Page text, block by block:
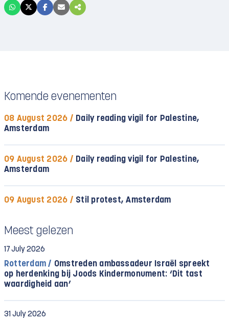
Komende evenementen
08 August 2026 / Daily reading vigil for Palestine,
Amsterdam
09 August 2026 / Daily reading vigil for Palestine,
Amsterdam
09 August 2026 / Stil protest, Amsterdam
Meest gelezen
17 July 2026
Rotterdam / Omstreden ambassadeur Israël spreekt
op herdenking bij Joods Kindermonument: ‘Dit tast
waardigheid aan’
31 July 2026